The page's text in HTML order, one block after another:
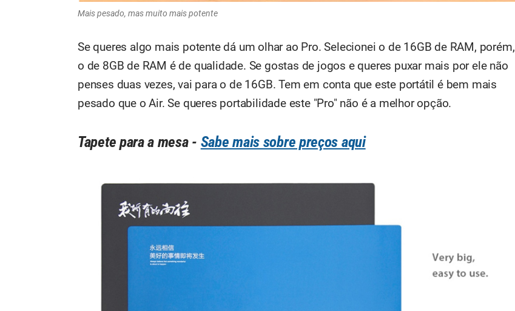
Mais pesado, mas muito mais potente
Se queres algo mais potente dá um olhar ao Pro. Selecionei o de 16GB de RAM, porém,
o de 8GB de RAM é de qualidade. Se gostas de jogos e queres puxar mais por ele não
penses duas vezes, vai para o de 16GB. Tem em conta que este portátil é bem mais
pesado que o Air. Se queres portabilidade este "Pro" não é a melhor opção.
Tapete para a mesa - Sabe mais sobre preços aqui